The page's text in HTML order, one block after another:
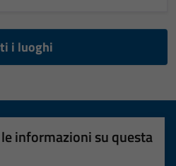
i luoghi
informazioni su questa